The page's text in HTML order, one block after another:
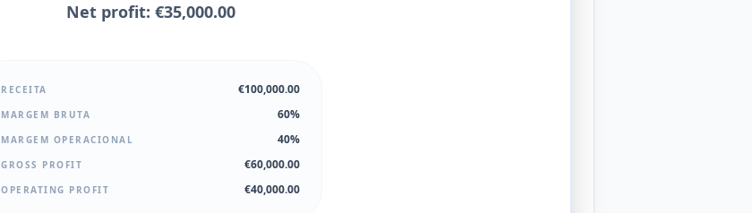
Net profit: €35,000.00
RECEITA €100,000.00
MARGEM BRUTA 60%
MARGEM OPERACIONAL 40%
GROSS PROFIT €60,000.00
OPERATING PROFIT €40,000.00